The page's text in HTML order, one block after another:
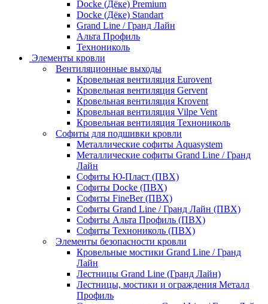
Docke (Дёке) Premium
Docke (Дёке) Standart
Grand Line / Гранд Лайн
Альта Профиль
Технониколь
Элементы кровли
Вентиляционные выходы
Кровельная вентиляция Eurovent
Кровельная вентиляция Gervent
Кровельная вентиляция Krovent
Кровельная вентиляция Vilpe Vent
Кровельная вентиляция Технониколь
Cофиты для подшивки кровли
Металлические софиты Aquasystem
Металлические софиты Grand Line / Гранд
Лайн
Софиты Ю-Пласт (ПВХ)
Софиты Docke (ПВХ)
Софиты FineBer (ПВХ)
Софиты Grand Line / Гранд Лайн (ПВХ)
Софиты Альта Профиль (ПВХ)
Софиты Технониколь (ПВХ)
Элементы безопасности кровли
Кровельные мостики Grand Line / Гранд
Лайн
Лестницы Grand Line (Гранд Лайн)
Лестницы, мостики и ограждения Металл
Профиль